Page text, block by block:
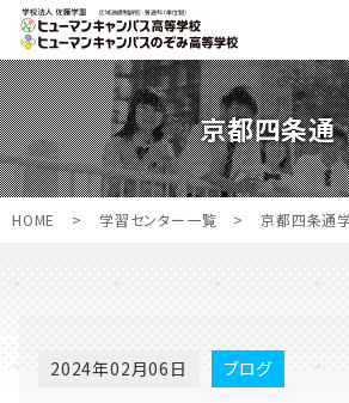
京都四条通
HOME > 学習センター一覧 > 京都四条通
2024年02月06日 ブログ